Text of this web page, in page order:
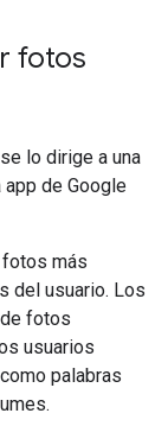
fotos
lo dirige a una
de Google
fotos más
del usuario. Los
fotos
usuarios
palabras